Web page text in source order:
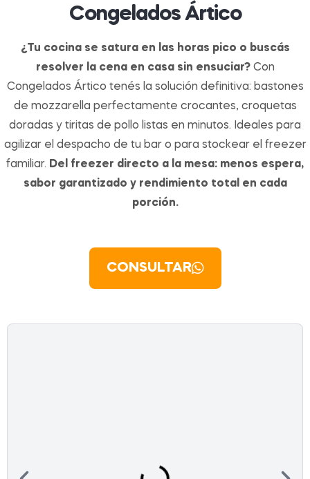
Congelados Ártico
¿Tu cocina se satura en las horas pico o buscás
resolver la cena en casa sin ensuciar?Con
Congelados Ártico tenés la solución definitiva: bastones
de mozzarella perfectamente crocantes, croquetas
doradas y tiritas de pollo listas en minutos. Ideales para
agilizar el despacho de tu bar o para stockear el freezer
familiar. Del freezer directo a la mesa: menos espera,
sabor garantizado y rendimiento total en cada
porción.
CONSULTAR